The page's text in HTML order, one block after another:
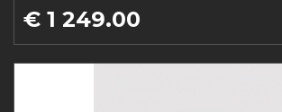
€ 1 249.00